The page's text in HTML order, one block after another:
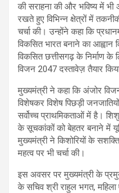
की सराहना की और भविष्य में
रखते हुए विभिन्न क्षेत्रों में
चर्चा की। उन्होंने कहा कि
विकसित भारत बनाने का
विकसित छत्तीसगढ़ के निर्माण
विजन 2047 दस्तावेज़ तैयार
मुख्यमंत्री ने कहा कि अंजोर
विशेषकर विशेष पिछड़ी
सर्वोच्च प्राथमिकताओं में है।
के सूचकांकों को बेहतर बनाने में
मुख्यमंत्री ने किशोरियों के
महत्व पर भी चर्चा की।
इस अवसर पर मुख्यमंत्री के
के सचिव श्री राहुल भगत, महिला